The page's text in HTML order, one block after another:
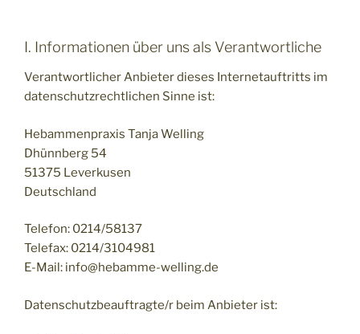
I. Informationen über uns als Verantwortliche
Verantwortlicher Anbieter dieses Internetauftritts im
datenschutzrechtlichen Sinne ist:
Hebammenpraxis Tanja Welling
Dhünnberg 54
51375 Leverkusen
Deutschland
Telefon: 0214/58137
Telefax: 0214/3104981
E-Mail: info@hebamme-welling.de
Datenschutzbeauftragte/r beim Anbieter ist: